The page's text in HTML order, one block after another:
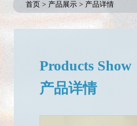
首页 > 产品展示 > 产品详情
Products Show
产品详情